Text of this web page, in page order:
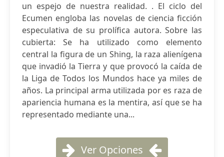
un espejo de nuestra realidad. . El ciclo del
Ecumen engloba las novelas de ciencia ficción
especulativa de su prolífica autora. Sobre las
cubierta: Se ha utilizado como elemento
central la figura de un Shing, la raza alienígena
que invadió la Tierra y que provocó la caída de
la Liga de Todos los Mundos hace ya miles de
años. La principal arma utilizada por es raza de
apariencia humana es la mentira, así que se ha
representado mediante una...
Ver Opciones